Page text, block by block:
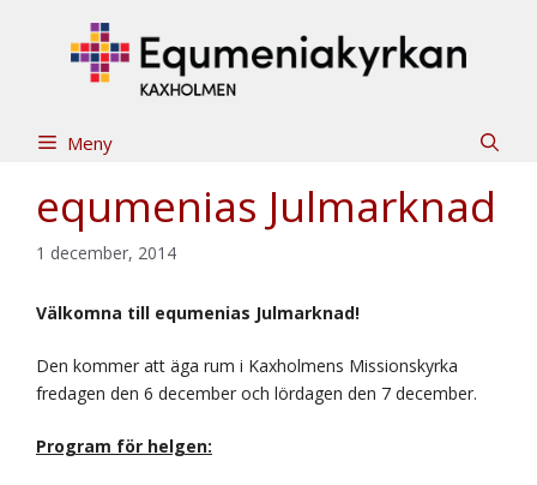
Meny
equmenias Julmarknad
1 december, 2014
Välkomna till equmenias Julmarknad!
Den kommer att äga rum i Kaxholmens Missionskyrka
fredagen den 6 december och lördagen den 7 december.
Program för helgen: